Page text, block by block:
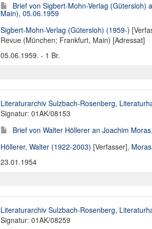
Brief von Sigbert-Mohn-Verlag
Main), 05.06.1959
Sigbert-Mohn-Verlag (Gütersloh) (1959-)
Revue (München; Frankfurt, Main) [Adressat]
05.06.1959. - 1 Br.
Literaturarchiv Sulzbach-Rosenberg,
Signatur: 01AK/08153
Brief von Walter Höllerer an Joachim
Höllerer, Walter (1922-2003) [Verfasser],
23.01.1954
Literaturarchiv Sulzbach-Rosenberg,
Signatur: 01AK/08259